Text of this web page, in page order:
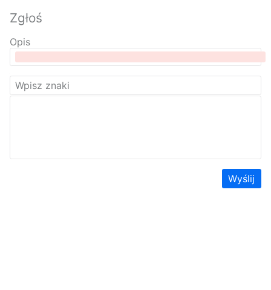
Zgłoś
Opis
Wyślij